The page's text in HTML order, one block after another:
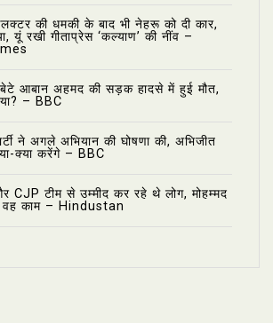
की धमकी के बाद भी नेहरू को दी कार,
यूं रखी गीताप्रेस ‘कल्याण’ की नींव –
आबान अहमद की सड़क हादसे में हुई मौत,
– BBC
ने अगले अभियान की घोषणा की, अभिजीत
क्या करेंगे – BBC
CJP टीम से उम्मीद कर रहे थे लोग, मोहम्मद
वह काम – Hindustan